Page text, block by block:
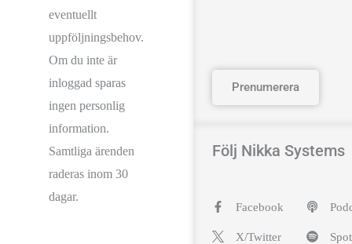
eventuellt
uppföljningsbehov.
Om du inte är
inloggad sparas
ingen personlig
information.
Samtliga ärenden
raderas inom 30
dagar.
Följ Nikka Systems
Facebook
X/Twitter